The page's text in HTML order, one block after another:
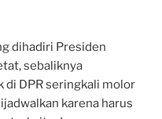
dihadiri Presiden
sebaliknya
DPR seringkali molor
karena harus